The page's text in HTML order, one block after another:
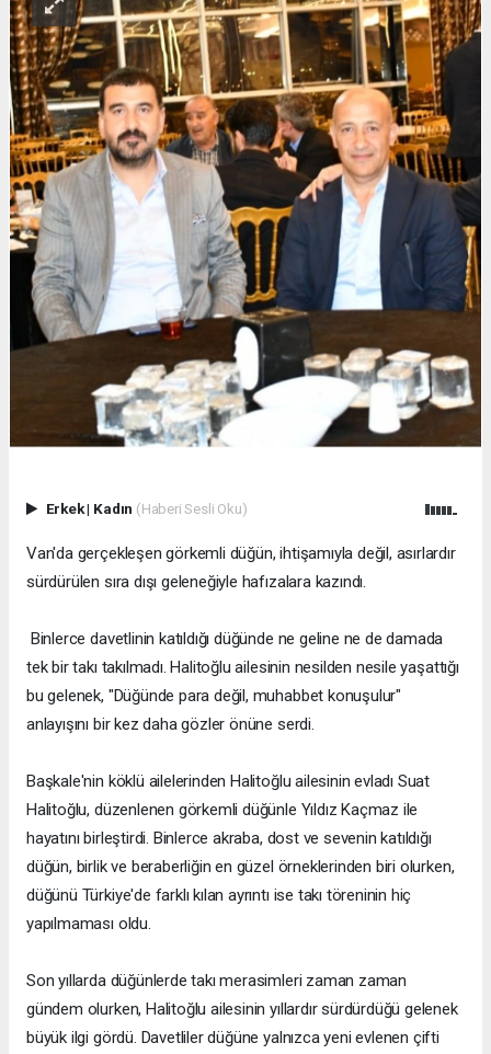
Erkek| Kadın (Haberi Sesli Oku)
Van'da gerçekleşen görkemli düğün, ihtişamıyla değil, asırlardır
sürdürülen sıra dışı geleneğiyle hafızalara kazındı.
Binlerce davetlinin katıldığı düğünde ne geline ne de damada
tek bir takı takılmadı. Halitoğlu ailesinin nesilden nesile yaşattığı
bu gelenek, "Düğünde para değil, muhabbet konuşulur"
anlayışını bir kez daha gözler önüne serdi.
Başkale'nin köklü ailelerinden Halitoğlu ailesinin evladı Suat
Halitoğlu, düzenlenen görkemli düğünle Yıldız Kaçmaz ile
hayatını birleştirdi. Binlerce akraba, dost ve sevenin katıldığı
düğün, birlik ve beraberliğin en güzel örneklerinden biri olurken,
düğünü Türkiye'de farklı kılan ayrıntı ise takı töreninin hiç
yapılmaması oldu.
Son yıllarda düğünlerde takı merasimleri zaman zaman
gündem olurken, Halitoğlu ailesinin yıllardır sürdürdüğü gelenek
büyük ilgi gördü. Davetliler düğüne yalnızca yeni evlenen çifti